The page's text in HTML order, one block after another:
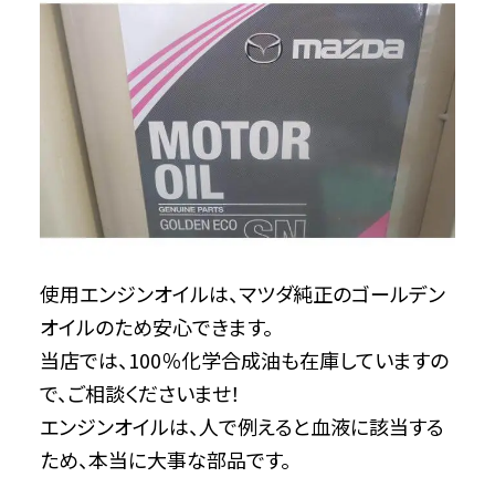
使用エンジンオイルは、マツダ純正のゴールデン
オイルのため安心できます。
当店では、100％化学合成油も在庫していますの
で、ご相談くださいませ！
エンジンオイルは、人で例えると血液に該当する
ため、本当に大事な部品です。